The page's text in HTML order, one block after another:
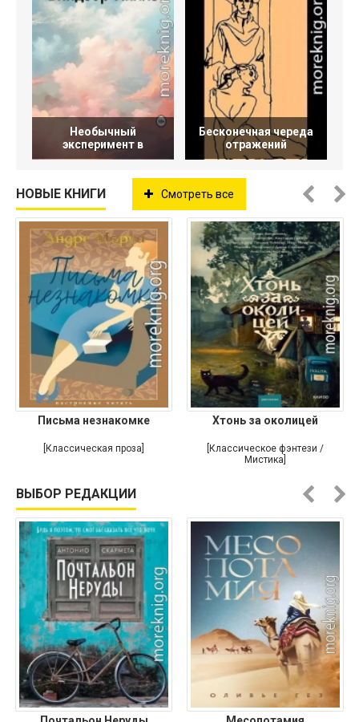
Необычный
эксперимент в
Бесконечная череда
отражений
НОВЫЕ КНИГИ Смотреть все
Письма незнакомке
[Классическая проза]
Хтонь за околицей
[Классическое фэнтези /
Мистика]
ВЫБОР РЕДАКЦИИ